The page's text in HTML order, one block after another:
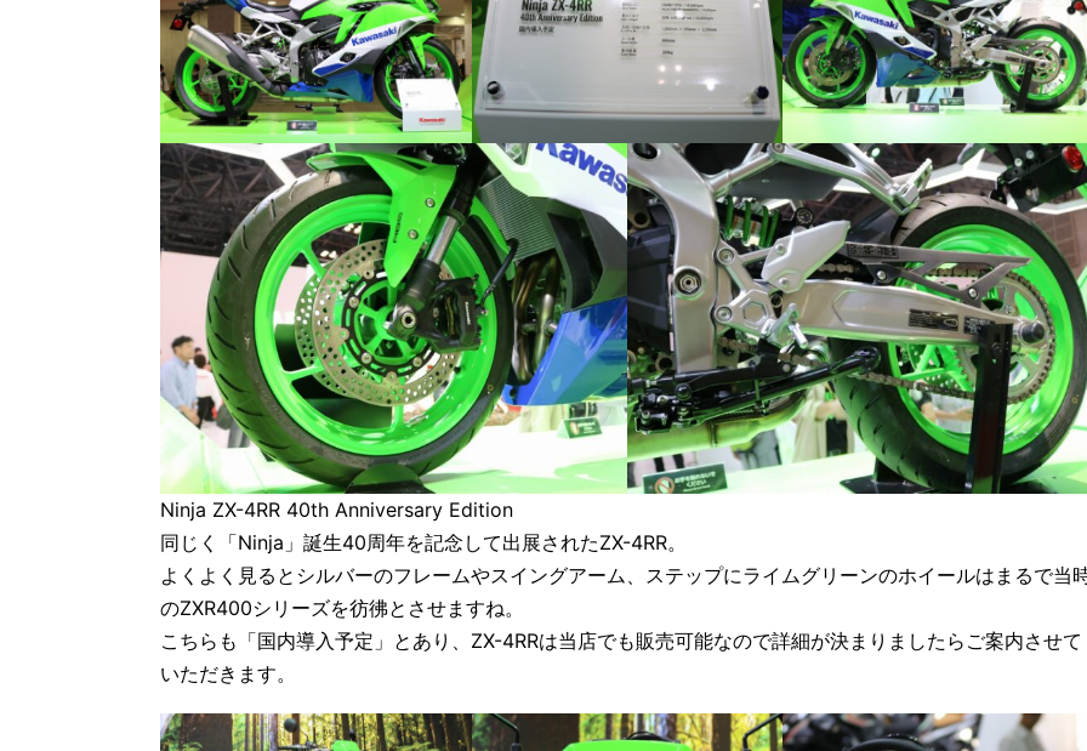
Ninja ZX-4RR 40th Anniversary Edition
同じく「Ninja」誕生40周年を記念して出展されたZX-4RR。
よくよく見るとシルバーのフレームやスイングアーム、ステップにライムグリーンのホイールはまるで当
のZXR400シリーズを彷彿とさせますね。
こちらも「国内導入予定」とあり、ZX-4RRは当店でも販売可能なので詳細が決まりましたらご案内させて
いただきます。